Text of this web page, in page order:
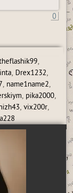
0
,
, Drex1232,
, name1name2,
, pika2000,
,vix200r,